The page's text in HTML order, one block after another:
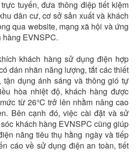
tuyến, đưa thông điệp tiết kiệm
dân cư, cơ sở sản xuất và khách
qua website, mạng xã hội và ứng
hàng EVNSPC.
khách hàng sử dụng điện hợp
dán nhãn năng lượng, tắt các thiết
dụng ánh sáng và thông gió tự
hòa nhiệt độ, khách hàng được
từ 26°C trở lên nhằm nâng cao
Bên cạnh đó, việc cài đặt và sử
khách hàng EVNSPC cũng giúp
năng tiêu thụ hằng ngày và tiếp
cáo về sử dụng điện an toàn, tiết